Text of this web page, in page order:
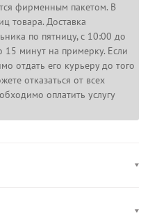
фирменным пакетом. В
товара. Доставка
по пятницу, с 10:00 до
15 минут на примерку. Если
отдать его курьеру до того
отказаться от всех
оплатить услугу